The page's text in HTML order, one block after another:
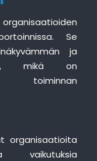
Se
ja
mikä on
toiminnan
organisaatioita
vaikutuksia